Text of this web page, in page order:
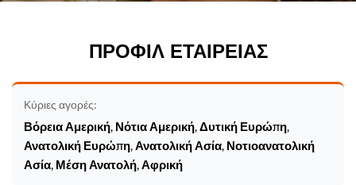
ΠΡΟΦΊΛ ΕΤΑΙΡΕΊΑΣ
Κύριες αγορές:
Βόρεια Αμερική, Νότια Αμερική, Δυτική Ευρώπη,
Ανατολική Ευρώπη, Ανατολική Ασία, Νοτιοανατολική
Ασία, Μέση Ανατολή, Αφρική